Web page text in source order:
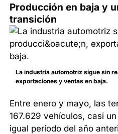
Producción en baja y
transición
La industria automotriz sigue sin
exportaciones y ventas en baja.
Entre enero y mayo, las
167.629 vehículos, casi
igual período del año